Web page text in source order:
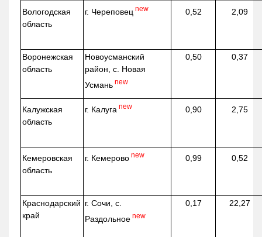
Вологодская
область
г. Череповец new 0,52 2,09
Воронежская
область
Новоусманский
район, с. Новая
Усмань new
0,50 0,37
Калужская
область
г. Калуга new 0,90 2,75
Кемеровская
область
г. Кемерово new 0,99 0,52
Краснодарский
край
г. Сочи, с.
Раздольное new
0,17 22,27